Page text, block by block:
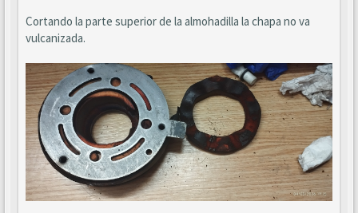
Cortando la parte superior de la almohadilla la chapa no va
vulcanizada.